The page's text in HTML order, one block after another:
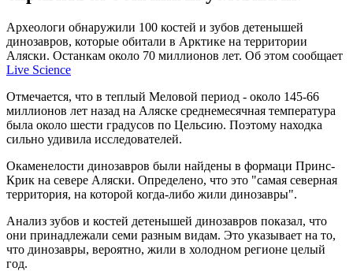
Археологи обнаружили 100 костей и зубов детенышей
динозавров, которые обитали в Арктике на территории
Аляски. Останкам около 70 миллионов лет. Об этом сообщает
Live Science
Отмечается, что в теплый Меловой период - около 145-66
миллионов лет назад на Аляске среднемесячная температура
была около шести градусов по Цельсию. Поэтому находка
сильно удивила исследователей.
Окаменелости динозавров были найдены в формаци Принс-
Крик на севере Аляски. Определено, что это "самая северная
территория, на которой когда-либо жили динозавры".
Анализ зубов и костей детенышей динозавров показал, что
они принадлежали семи разным видам. Это указывает на то,
что динозавры, вероятно, жили в холодном регионе целый
год.